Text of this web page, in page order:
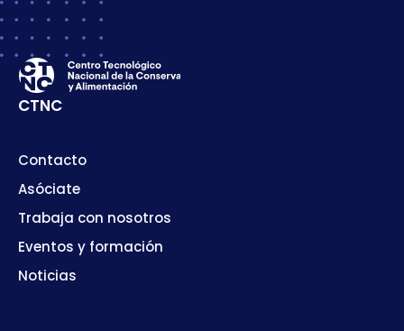
CTNC
Contacto
Asóciate
Trabaja con nosotros
Eventos y formación
Noticias